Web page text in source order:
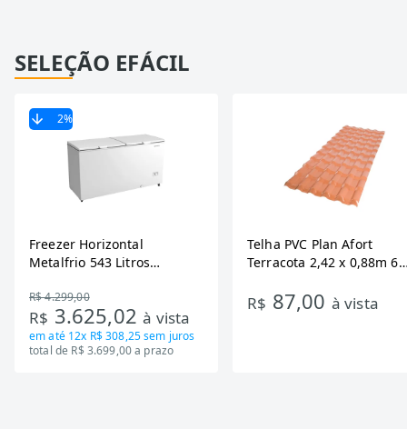
SELEÇÃO EFÁCIL
2%
Freezer Horizontal
Metalfrio 543 Litros
Tecnologia Inverter, Branco,
Bivolt
R$ 4.299,00
R$ 3.625,02à vista
em até 12x R$ 308,25sem juros
total de R$ 3.699,00 a prazo
Telha PVC Plan Afort
Terracota 2,42 x 0,88m 6
R$ 87,00 à vista